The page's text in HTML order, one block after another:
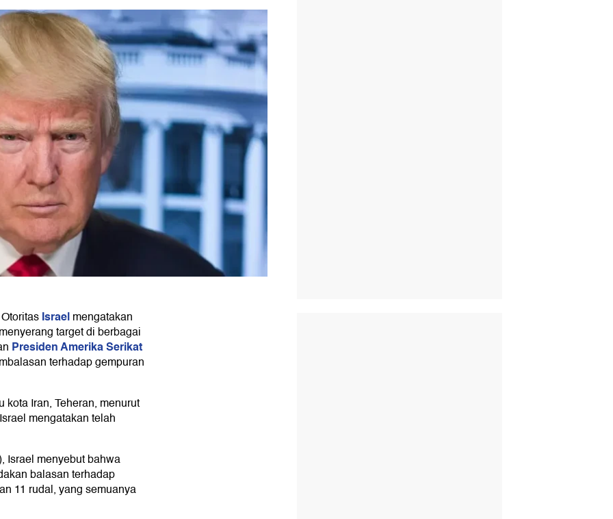
Israelmengatakan
target di berbagai
Presiden Amerika Serikat
terhadap gempuran
kota Iran, Teheran, menurut
mengatakan telah
Israel menyebut bahwa
balasan terhadap
11 rudal, yang semuanya